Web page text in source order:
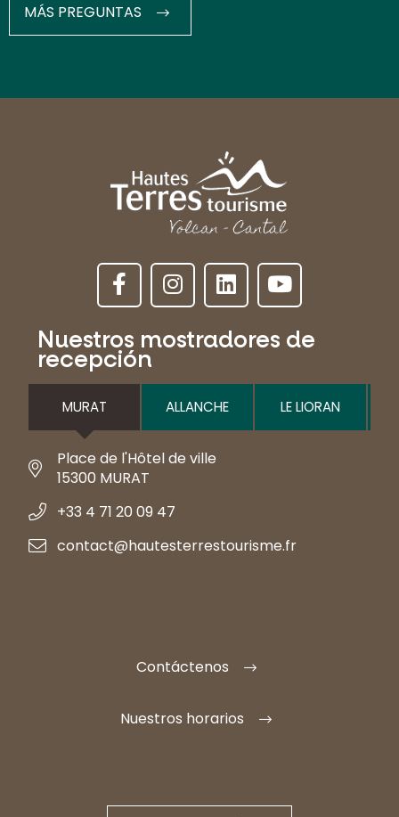
MÁS PREGUNTAS
Nuestros mostradores de
recepción
MURAT ALLANCHE LE LIORAN
Place de l'Hôtel de ville
15300 MURAT
+33 4 71 20 09 47
contact@hautesterrestourisme.fr
Contáctenos
Nuestros horarios